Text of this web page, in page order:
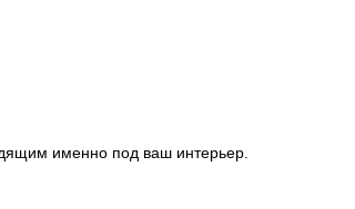
именно под ваш интерьер.